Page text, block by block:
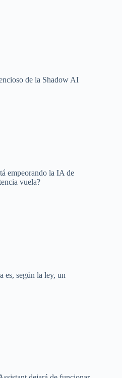
de la Shadow AI
empeorando la IA de
vuela?
es, según la ley, un